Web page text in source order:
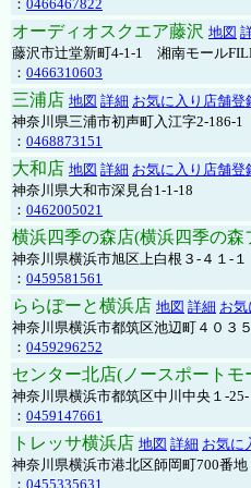
： 0466467822
オーディオスクエア藤沢 地図
藤沢市辻堂新町4-1-1 湘南モール
： 0466310603
三浦店 地図 詳細 お気に入り店舗登
神奈川県三浦市初声町入江字2-186-1
： 0468873151
大和店 地図 詳細 お気に入り店舗登
神奈川県大和市深見台1-1-18
： 0462005021
横浜四季の森店(横浜四季の森
神奈川県横浜市旭区上白根３-４１-１
： 0459581561
ららぽーと横浜店 地図 詳細 お
神奈川県横浜市都筑区池辺町４０３
： 0459296252
センター北店(ノースポートモ
神奈川県横浜市都筑区中川中央１-25-
： 0459147661
トレッサ横浜店 地図 詳細 お気に
神奈川県横浜市港北区師岡町700番地
： 0455335631